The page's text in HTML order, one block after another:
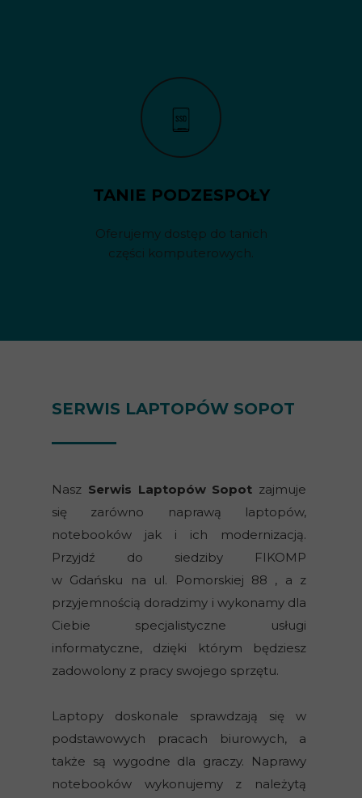
TANIE PODZESPOŁY
Oferujemy dostęp do tanich
części komputerowych.
Nasz Serwis Laptopów Sopot zajmuje
się zarówno naprawą laptopów,
notebooków jak i ich modernizacją.
Przyjdź do siedziby FIKOMP
w Gdańsku na ul. Pomorskiej 88 , a z
przyjemnością doradzimy i wykonamy dla
Ciebie specjalistyczne usługi
informatyczne, dzięki którym będziesz
zadowolony z pracy swojego sprzętu.
Laptopy doskonale sprawdzają się w
podstawowych pracach biurowych, a
także są wygodne dla graczy. Naprawy
notebooków wykonujemy z należytą
SERWIS LAPTOPÓW SOPOT